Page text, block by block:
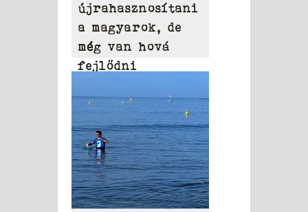
újrahasznosítani
a magyarok, de
még van hová
fejlődni